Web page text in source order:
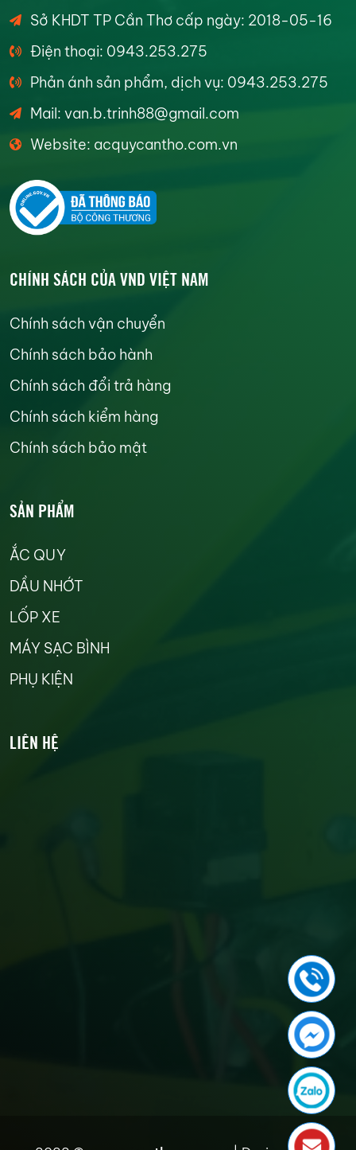
Sở KHDT TP Cần Thơ cấp ngày: 2018-05-16
Điện thoại: 0943.253.275
Phản ánh sản phẩm, dịch vụ: 0943.253.275
Mail: van.b.trinh88@gmail.com
Website: acquycantho.com.vn
CHÍNH SÁCH CỦA VND VIỆT NAM
Chính sách vận chuyển
Chính sách bảo hành
Chính sách đổi trả hàng
Chính sách kiểm hàng
Chính sách bảo mật
SẢN PHẨM
ẮC QUY
DẦU NHỚT
LỐP XE
MÁY SẠC BÌNH
PHỤ KIỆN
LIÊN HỆ